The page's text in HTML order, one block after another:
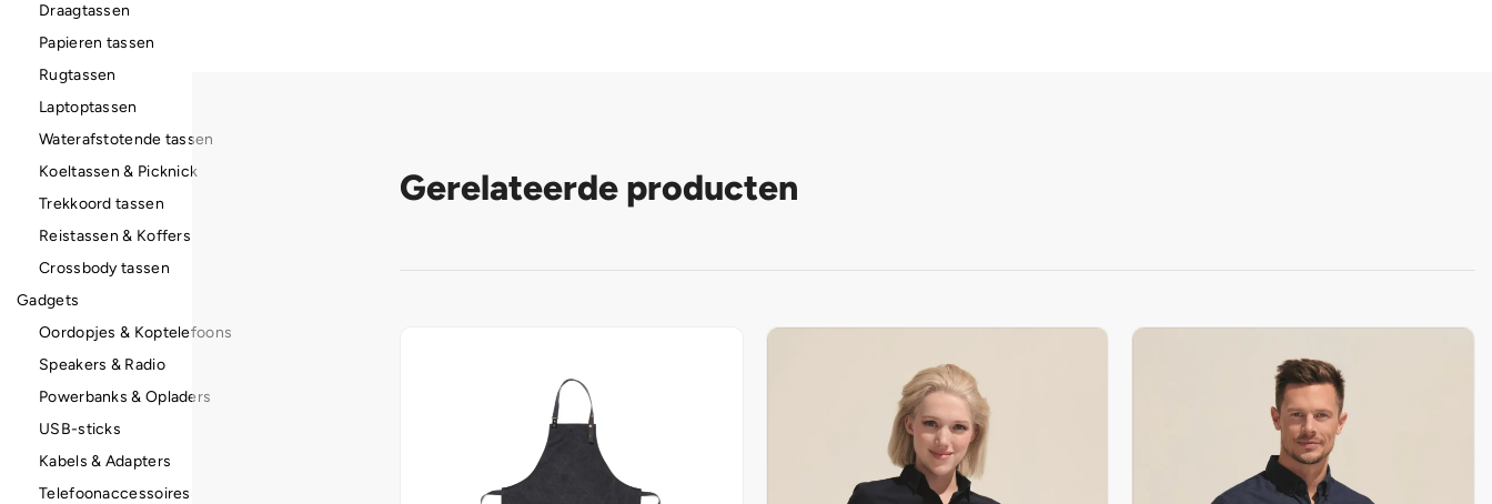
Gerelateerde producten
Draagtassen
Papieren tassen
Rugtassen
Laptoptassen
Waterafstotende tassen
Koeltassen & Picknick
Trekkoord tassen
Reistassen & Koffers
Crossbody tassen
Gadgets
Oordopjes & Koptelefoons
Speakers & Radio
Powerbanks & Opladers
USB-sticks
Kabels & Adapters
Telefoonaccessoires